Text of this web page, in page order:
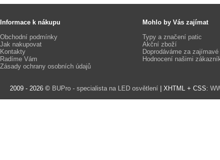
Informace k nákupu
Obchodní podmínky
Jak nakupovat
Kontakty
Radíme Vám
Zásady ochrany osobních údajů
Mohlo by Vás zajímat
Typy a značení patic
Akční zboží
Doprodáváme za
Hodnocení našimi
2009 - 2026 © BUPro - specialista na LED osvětlení | XHTML + CSS: